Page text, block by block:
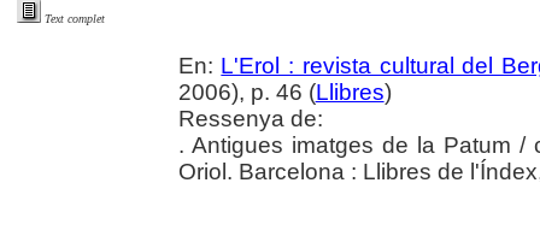
Text complet
En: L'Erol : revista cultural del
2006), p. 46 (Llibres)
Ressenya de:
. Antigues imatges de la Patum
Oriol. Barcelona : Llibres de